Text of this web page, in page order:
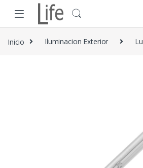
Skip to navigation
Skip to content
Inicio Iluminacion Exterior